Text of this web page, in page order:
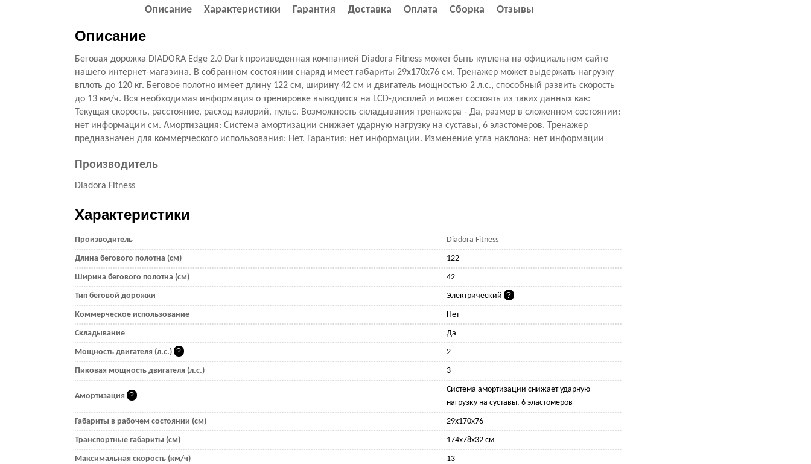
Описание Характеристики Гарантия Доставка Оплата Сборка Отзывы
Описание
Беговая дорожка DIADORA Edge 2.0 Dark произведенная компанией Diadora Fitness может быть куплена на официальном сайте
нашего интернет-магазина. В собранном состоянии снаряд имеет габариты 29x170x76 см. Тренажер может выдержать нагрузку
вплоть до 120 кг. Беговое полотно имеет длину 122 см, ширину 42 см и двигатель мощностью 2 л.с., способный развить скорость
до 13 км/ч. Вся необходимая информация о тренировке выводится на LCD-дисплей и может состоять из таких данных как:
Текущая скорость, расстояние, расход калорий, пульс. Возможность складывания тренажера - Да, размер в сложенном состоянии:
нет информации см. Амортизация: Cистема амортизации снижает ударную нагрузку на суставы, 6 эластомеров. Тренажер
предназначен для коммерческого использования: Нет. Гарантия: нет информации. Изменение угла наклона: нет информации
Производитель
Diadora Fitness
Характеристики
Производитель Diadora Fitness
Длина бегового полотна (см) 122
Ширина бегового полотна (см) 42
Тип беговой дорожки Электрический
Коммерческое использование Нет
Складывание Да
Мощность двигателя (л.с.) 2
Пиковая мощность двигателя (л.с.) 3
Амортизация
Cистема амортизации снижает ударную
нагрузку на суставы, 6 эластомеров
Габариты в рабочем состоянии (см) 29x170x76
Транспортные габариты (см) 174x78x32 см
Максимальная скорость (км/ч) 13